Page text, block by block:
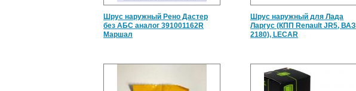
Шрус наружный Рено Дастер
без АБС аналог 391001162R
Маршал
Шрус наружный для Лада
Ларгус (КПП Renault JR5, ВАЗ
2180), LECAR